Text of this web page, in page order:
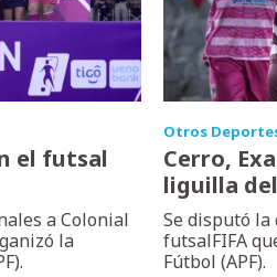
el futsal
a Colonial
la
Otros
Cerro,
liguilla
Se disputó la
futsalFIFA
Fútbol (APF).